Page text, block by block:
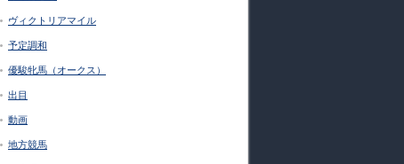
ヴィクトリアマイル
予定調和
優駿牝馬（オークス）
出目
動画
地方競馬